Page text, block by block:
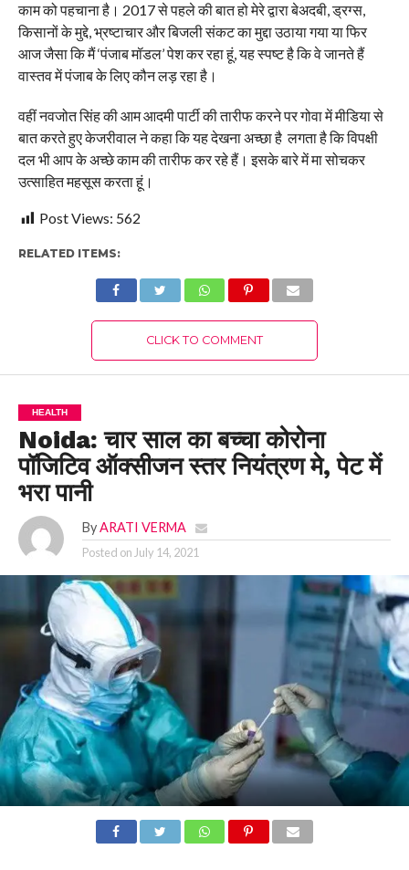
काम को पहचाना है। 2017 से पहले की बात हो मेरे द्वारा बेअदबी, ड्रग्स,
किसानों के मुद्दे, भ्रष्टाचार और बिजली संकट का मुद्दा उठाया गया या फिर
आज जैसा कि मैं ‘पंजाब मॉडल’ पेश कर रहा हूं, यह स्पष्ट है कि वे जानते हैं
वास्तव में पंजाब के लिए कौन लड़ रहा है।
वहीं नवजोत सिंह की आम आदमी पार्टी की तारीफ करने पर गोवा में मीडिया से
बात करते हुए केजरीवाल ने कहा कि यह देखना अच्छा है लगता है कि विपक्षी
दल भी आप के अच्छे काम की तारीफ कर रहे हैं। इसके बारे में मा सोचकर
उत्साहित महसूस करता हूं।
Post Views: 562
RELATED ITEMS:
CLICK TO COMMENT
HEALTH
Noida: चार साल का बच्चा कोरोना
पॉजिटिव ऑक्सीजन स्तर नियंत्रण मे, पेट में
भरा पानी
By ARATI VERMA
Posted onJuly 14, 2021